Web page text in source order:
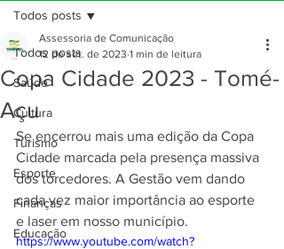
Todos posts
Saúde
Cultura
Turismo
Esporte
Finanças
Educação
Todos posts
Copa Cidade 2023 - Tomé-
Açu
Assessoria de Comunicação
12 de set. de 2023 1 min de leitura
Se encerrou mais uma edição da Copa
Cidade marcada pela presença massiva
dos torcedores. A Gestão vem dando
cada vez maior importância ao esporte
e laser em nosso município.
https://www.youtube.com/watch?